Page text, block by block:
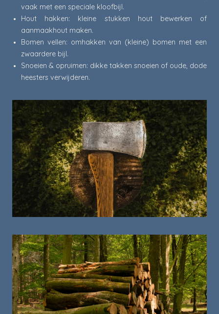
vaak met een speciale kloofbijl.
Hout hakken: kleine stukken hout bewerken of
aanmaakhout maken.
Bomen vellen: omhakken van (kleine) bomen met een
zwaardere bijl.
Snoeien & opruimen: dikke takken snoeien of oude, dode
heesters verwijderen.